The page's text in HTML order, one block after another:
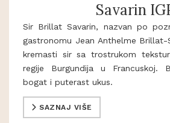
Savarin
Sir Brillat Savarin, nazvan po
gastronomu Jean Anthelme Brillat-
kremasti sir sa trostrukom
regije Burgundija u Francuskoj.
bogat i puterast ukus.
SAZNAJ VIŠE